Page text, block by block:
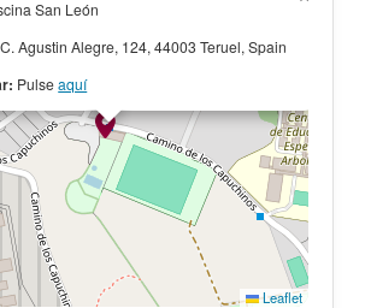
San León
C. Agustin Alegre, 124, 44003 Teruel, Spain
Pulseaquí
Leaflet